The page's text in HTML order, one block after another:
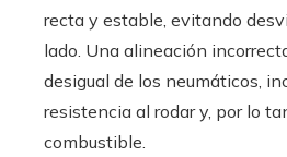
recta y estable, evitando
lado. Una alineación
desigual de los neumáticos,
resistencia al rodar y, por lo
combustible.